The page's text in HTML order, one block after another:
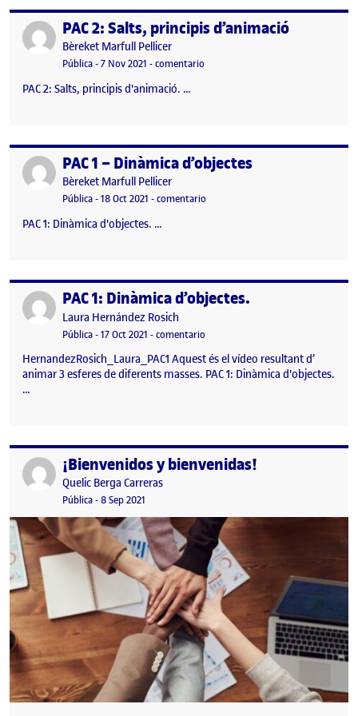
Publicado porPAC 2: Salts, principis d’animació
Publicado por
Bèreket Marfull Pellicer
Visibilidad:
Pública-Fecha de publicación
7 Nov 2021 -comentario
PAC 2: Salts, principis d'animació. …
Publicado porPAC 1 – Dinàmica d’objectes
Publicado por
Bèreket Marfull Pellicer
Visibilidad:
Pública-Fecha de publicación
18 Oct 2021 -comentario
PAC 1: Dinàmica d'objectes. …
Publicado porPAC 1: Dinàmica d’objectes.
Publicado por
Laura Hernández Rosich
Visibilidad:
Pública-Fecha de publicación
17 Oct 2021 17 octubre, 2021 7:36 pm
-comentario
HernandezRosich_Laura_PAC1 Aquest és el vídeo resultant d’
animar 3 esferes de diferents masses. PAC 1: Dinàmica d'objectes.
…
Publicado por¡Bienvenidos y bienvenidas!
Publicado por
Quelic Berga Carreras
Visibilidad:
Pública-Fecha de publicación
8 Sep 2021